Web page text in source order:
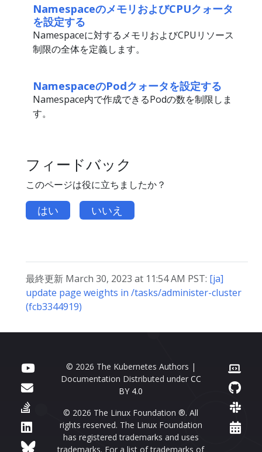
NamespaceのメモリおよびCPUクォータ
を設定する
Namespaceに対するメモリおよびCPUリソース
制限の全体を定義します。
NamespaceのPodクォータを設定する
Namespace内で作成できるPodの数を制限しま
す。
フィードバック
このページは役に立ちましたか？
はい いいえ
最終更新 March 30, 2023 at 11:54 AM PST: [ja]
update page weights in /tasks/administer-cluster
(fcb3344919)
© 2026 The Kubernetes Authors |
Documentation Distributed under CC
BY 4.0
© 2026 The Linux Foundation ®. All
rights reserved. The Linux Foundation
has registered trademarks and uses
trademarks. For a list of trademarks of